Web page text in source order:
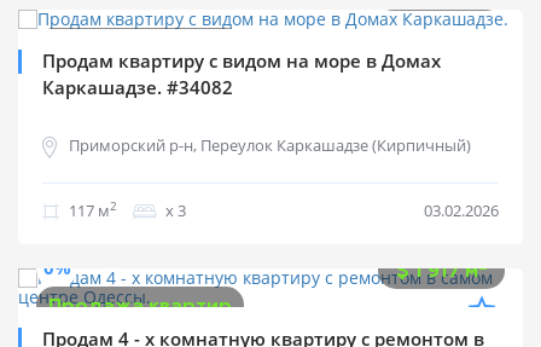
Продам квартиру с видом на море в Домах
Каркашадзе. #34082
Приморский р-н, Переулок Каркашадзе (Кирпичный)
117 м2 х 3 03.02.2026
0%
$1 917 м2
Продажа квартир
Продам 4 - х комнатную квартиру с ремонтом в